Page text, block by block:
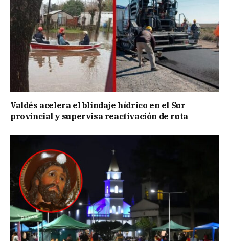
Valdés acelera el blindaje hídrico en el Sur
provincial y supervisa reactivación de ruta